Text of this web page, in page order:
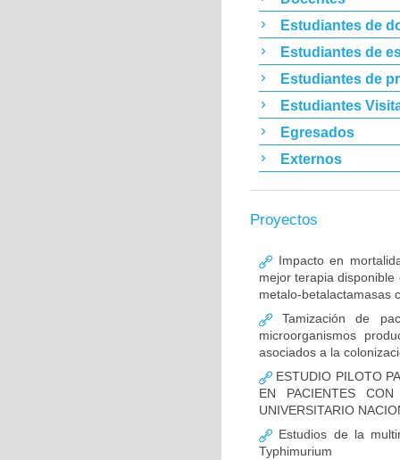
Estudiantes de
Estudiantes de
Estudiantes de
Estudiantes
Egresados
Externos
Proyectos
Impacto en
mejor terapia
metalo-betalactamasas
Tamización de
microorganismos
asociados a la
ESTUDIO PILOTO
EN PACIENTES
UNIVERSITARIO
Estudios de la
Typhimurium